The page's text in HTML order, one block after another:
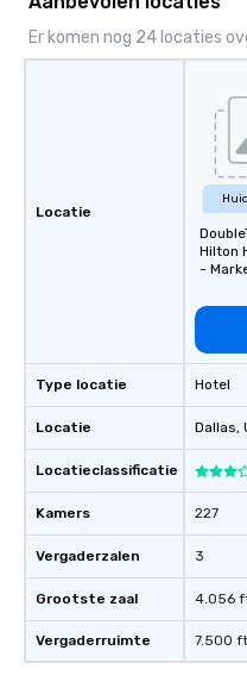
Er komen nog 24 locaties
Locatie
Type locatie
Locatie
Locatieclassificatie
Kamers
Vergaderzalen
Grootste zaal
Vergaderruimte
Hilton
-
Hotel
Dallas,
227
3
4.056
7.500